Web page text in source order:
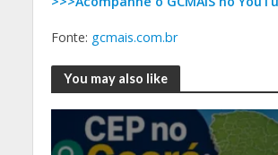
Fonte: gcmais.com.br
You may also like